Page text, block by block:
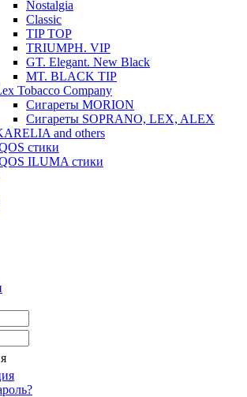
Nostalgia
Classic
TIP TOP
TRIUMPH. VIP
GT. Elegant. New Black
MT. BLACK TIP
Tobacco Company
Сигареты MORION
Сигареты SOPRANO, LEX, ALEX
and others
стики
ILUMA стики